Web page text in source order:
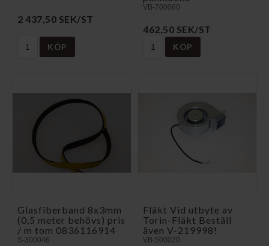
2 437,50 SEK/ST
KÖP
VB-700060
462,50 SEK/ST
KÖP
Glasfiberband 8x3mm
(0,5 meter behövs) pris
/ m tom 0836116914
S-300046
Fläkt Vid utbyte av
Torin-Fläkt Beställ
även V-219998!
VB-500020